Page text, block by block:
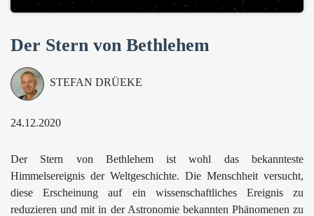
Der Stern von Bethlehem
STEFAN DRÜEKE
24.12.2020
Der Stern von Bethlehem ist wohl das bekannteste
Himmelsereignis der Weltgeschichte. Die Menschheit versucht,
diese Erscheinung auf ein wissenschaftliches Ereignis zu
reduzieren und mit in der Astronomie bekannten Phänomenen zu